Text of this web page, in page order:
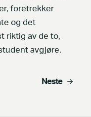
foretrekker
og det
riktig av de to,
avgjøre.
Neste